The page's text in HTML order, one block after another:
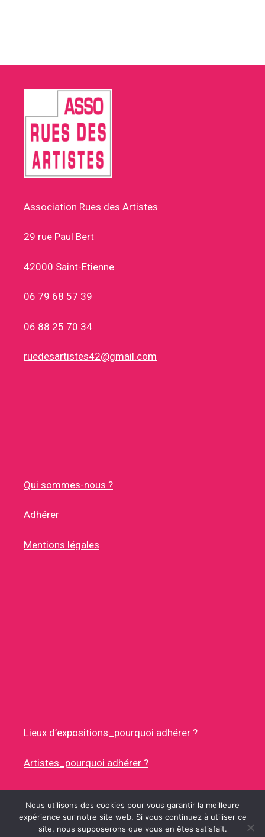
Association Rues des Artistes
29 rue Paul Bert
42000 Saint-Etienne
06 79 68 57 39
06 88 25 70 34
ruedesartistes42@gmail.com
Qui sommes-nous ?
Adhérer
Mentions légales
Lieux d’expositions_pourquoi adhérer ?
Artistes_pourquoi adhérer ?
© 2026 RUES DES ARTISTES• CONSTRUIT AVEC
Nous utilisons des cookies pour vous garantir la meilleure
expérience sur notre site web. Si vous continuez à utiliser ce
site, nous supposerons que vous en êtes satisfait.